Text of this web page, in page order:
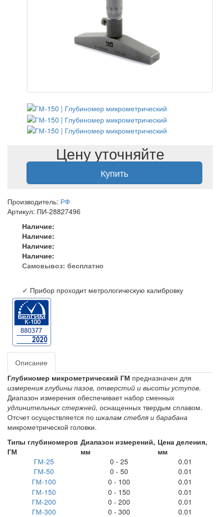
Цену уточняйте
Купить
Производитель: РФ
Артикул: ПИ-28827496
Наличие:
Наличие:
Наличие:
Наличие:
Самовывоз: бесплатно
✓ Прибор проходит метрологическую калибровку
Описание
Глубиномер микрометрический ГМ предназначен для
измерения глубины пазов, отверстий и высоты уступов.
Диапазон измерения обеспечивает набор сменных
удлинительных стержней, оснащенных твердым сплавом.
Отсчет осуществляется по шкалам стебля и барабана
микрометрической головки.
Типы глубиномеров
ГМ
Диапазон измерений,
мм
Цена деления,
мм
ГМ-25
0 - 25
0.01
ГМ-50
0 - 50
0.01
ГМ-100
0 - 100
0.01
ГМ-150
0 - 150
0.01
ГМ-200
0 - 200
0.01
ГМ-300
0 - 300
0.01